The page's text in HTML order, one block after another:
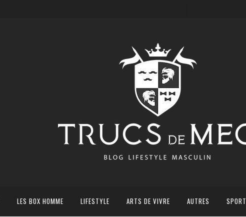
LES BOX HOMME LIFESTYLE ARTS DE VIVRE AUTRES SPORT